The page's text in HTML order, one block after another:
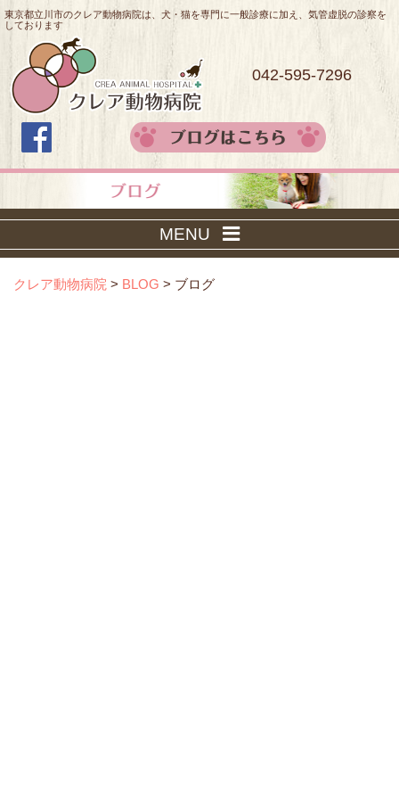
東京都立川市のクレア動物病院は、犬・猫を専門に一般診療に加え、気管虚脱の診察を
しております
042-595-7296
MENU
クレア動物病院 > BLOG > ブログ